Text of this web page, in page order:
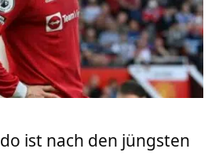
ist nach den jüngsten